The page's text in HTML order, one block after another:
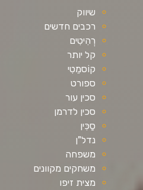
שיווק
רכבים חדשים
רְהִיטִים
קל יותר
קוֹסמֵטִי
ספורט
סכין עור
סכין לדרמן
סַכִּין
נדל"ן
משפחה
משחקים מקוונים
מצית זיפו